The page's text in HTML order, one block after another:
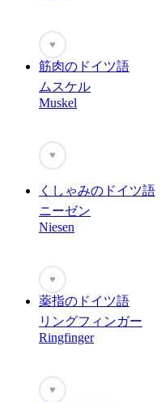
♥
筋肉のドイツ語
ムスケル
Muskel
♥
くしゃみのドイツ語
ニーゼン
Niesen
♥
薬指のドイツ語
リングフィンガー
Ringfinger
♥